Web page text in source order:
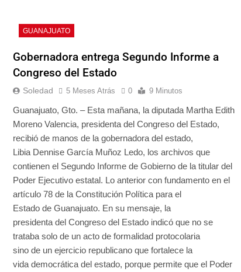
GUANAJUATO
Gobernadora entrega Segundo Informe a
Congreso del Estado
Soledad 5 Meses Atrás 0 9 Minutos
Guanajuato, Gto. – Esta mañana, la diputada Martha Edith
Moreno Valencia, presidenta del Congreso del Estado,
recibió de manos de la gobernadora del estado,
Libia Dennise García Muñoz Ledo, los archivos que
contienen el Segundo Informe de Gobierno de la titular del
Poder Ejecutivo estatal. Lo anterior con fundamento en el
artículo 78 de la Constitución Política para el
Estado de Guanajuato. En su mensaje, la
presidenta del Congreso del Estado indicó que no se
trataba solo de un acto de formalidad protocolaria
sino de un ejercicio republicano que fortalece la
vida democrática del estado, porque permite que el Poder